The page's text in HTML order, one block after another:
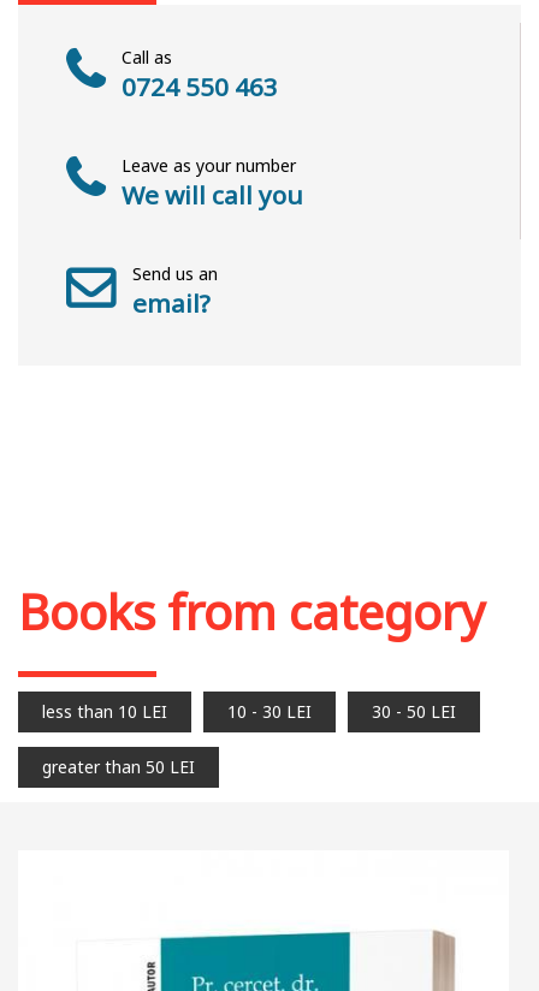
Call as
0724 550 463
Leave as your number
We will call you
Send us an
email?
Books from category
less than 10 LEI 10 - 30 LEI 30 - 50 LEI
greater than 50 LEI